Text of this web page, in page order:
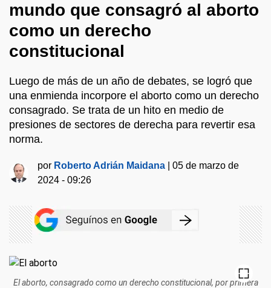
mundo que consagró al aborto
como un derecho
constitucional
Luego de más de un año de debates, se logró que
una enmienda incorpore el aborto como un derecho
consagrado. Se trata de un hito en medio de
presiones de sectores de derecha para revertir esa
norma.
por Roberto Adrián Maidana |05 de marzo de
2024 - 09:26
El aborto, consagrado como un derecho constitucional, por primera